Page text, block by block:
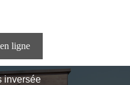
inversée